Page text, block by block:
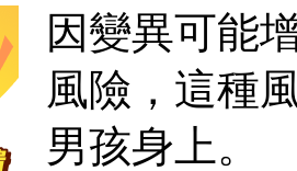
因變異可能
風險，這種
男孩身上。